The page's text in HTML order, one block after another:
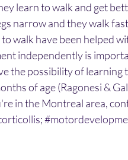
learn to walk and get
narrow and they walk
walk have been helped
independently is
the possibility of learning
of age (Ragonesi &
in the Montreal area,
;